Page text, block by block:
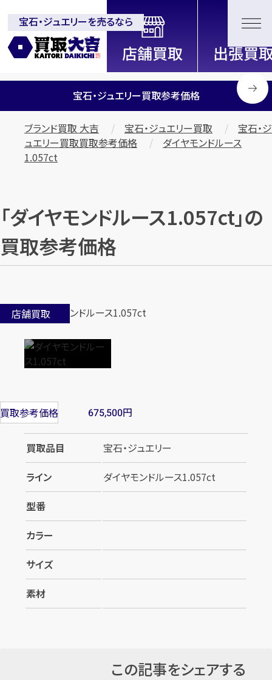
全国2200店舗以上展開中！信頼と実績の買取専門店「買取大
吉」
宝石・ジュエリーを売るなら
宝石・ジュエリー買取参考価格
ブランド買取 大吉 宝石・ジュエリー買取
宝石・ジ
ュエリー買取買取参考価格
ダイヤモンドルース
1.057ct
「ダイヤモンドルース1.057ct」の
買取参考価格
店舗買取
買取参考価格 675,500円
買取品目
宝石・ジュエリー
ライン
ダイヤモンドルース1.057ct
型番
カラー
サイズ
素材
この記事をシェアする